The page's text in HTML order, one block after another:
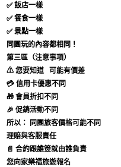
✅ 飯店一樣
✅ 餐食一樣
✅ 景點一樣
同團玩的內容都相同！
第三區（注意事項）
⚠ 您要知道可能有價差
💳 信用卡優惠不同
🎁 會員折扣不同
🎉 促銷活動不同
所以：
同團旅客價格可能不同
理賠與客服責任
📄 合約跟誰簽就由誰負責
您向家樂福旅遊報名